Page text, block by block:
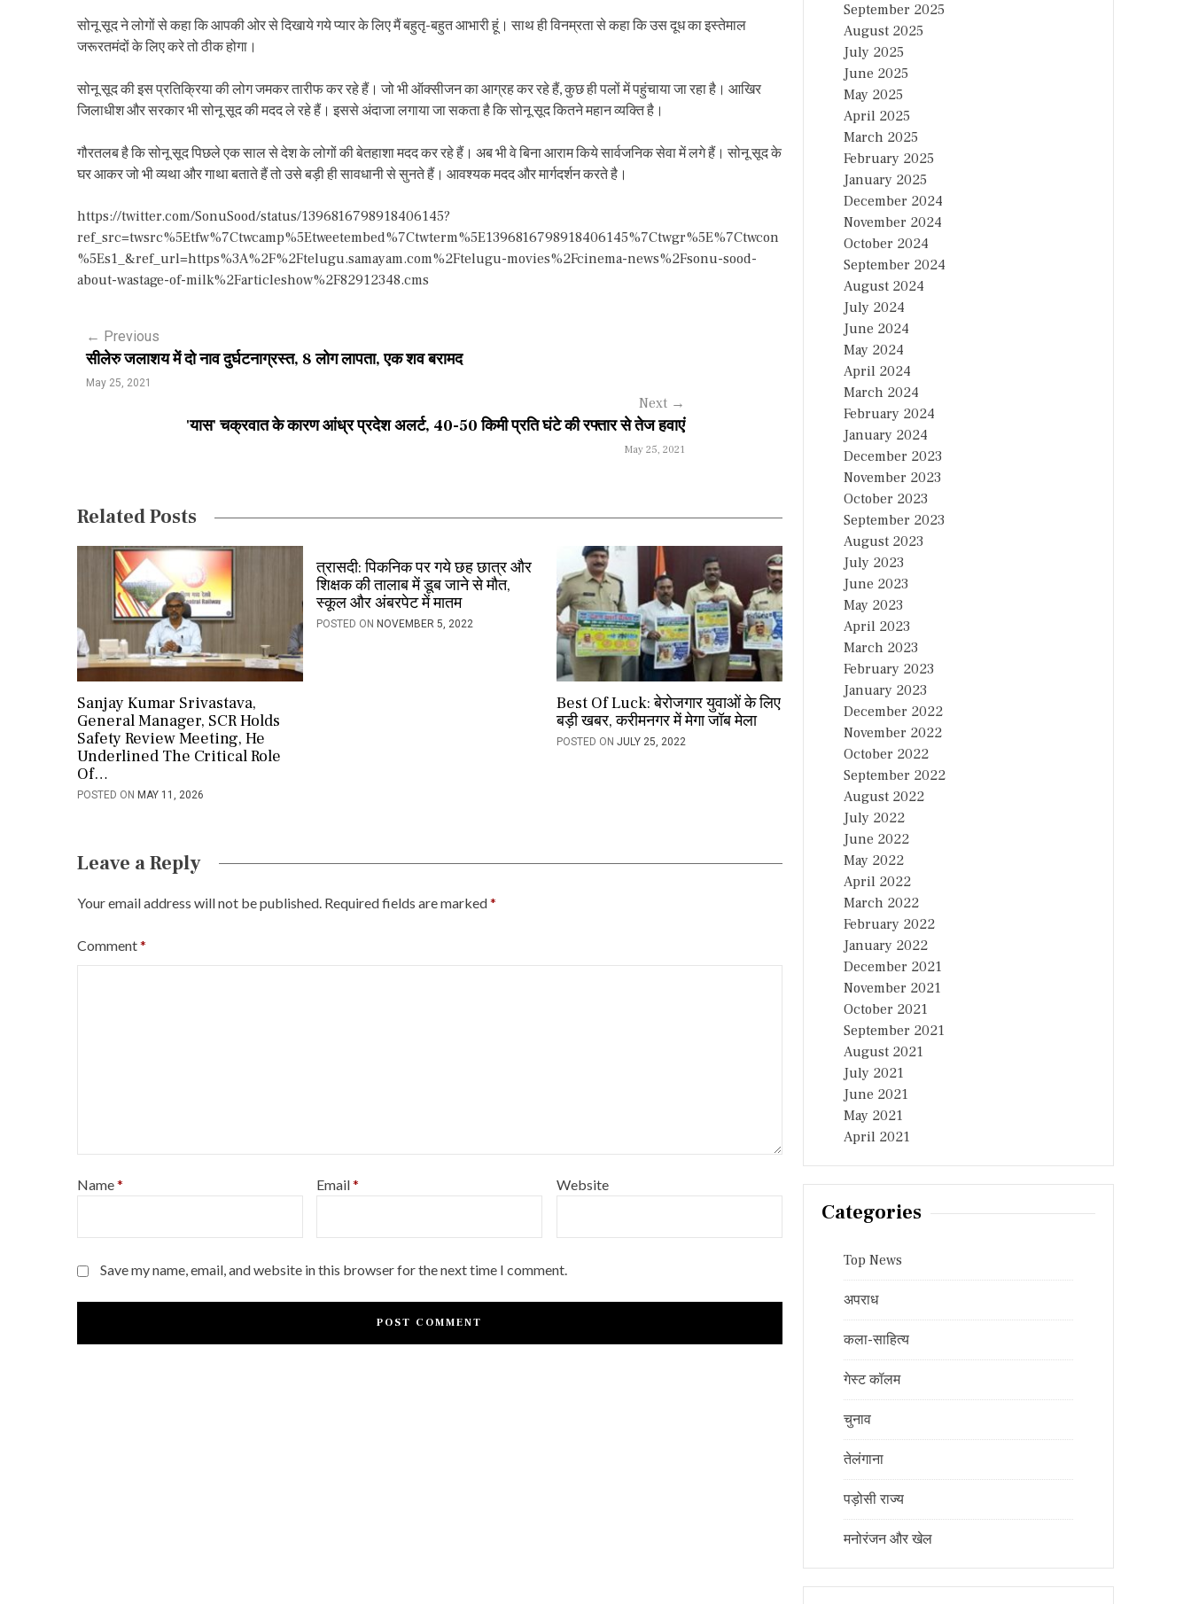
सोनू सूद ने लोगों से कहा कि आपकी ओर से दिखाये गये प्यार के लिए मैं बहुतृ-बहुत आभारी हूं। साथ ही विनम्रता से कहा कि उस दूध का इस्तेमाल
जरूरतमंदों के लिए करे तो ठीक होगा।
सोनू सूद की इस प्रतिक्रिया की लोग जमकर तारीफ कर रहे हैं। जो भी ऑक्सीजन का आग्रह कर रहे हैं, कुछ ही पलों में पहुंचाया जा रहा है। आखिर
जिलाधीश और सरकार भी सोनू सूद की मदद ले रहे हैं। इससे अंदाजा लगाया जा सकता है कि सोनू सूद कितने महान व्यक्ति है।
गौरतलब है कि सोनू सूद पिछले एक साल से देश के लोगों की बेतहाशा मदद कर रहे हैं। अब भी वे बिना आराम किये सार्वजनिक सेवा में लगे हैं। सोनू सूद के
घर आकर जो भी व्यथा और गाथा बताते हैं तो उसे बड़ी ही सावधानी से सुनते हैं। आवश्यक मदद और मार्गदर्शन करते है।
https://twitter.com/SonuSood/status/1396816798918406145?
ref_src=twsrc%5Etfw%7Ctwcamp%5Etweetembed%7Ctwterm%5E1396816798918406145%7Ctwgr%5E%7Ctwcon
%5Es1_&ref_url=https%3A%2F%2Ftelugu.samayam.com%2Ftelugu-movies%2Fcinema-news%2Fsonu-sood-
about-wastage-of-milk%2Farticleshow%2F82912348.cms
P
o
v
a
t
i
o
n
← Previous
सीलेरु जलाशय में दो नाव दुर्घटनाग्रस्त, 8 लोग लापता, एक शव बरामद
May 25, 2021
Next →
'यास' चक्रवात के कारण आंध्र प्रदेश अलर्ट, 40-50 किमी प्रति घंटे की रफ्तार से तेज हवाएं
May 25, 2021
Related Posts
Sanjay Kumar Srivastava,
General Manager, SCR Holds
Safety Review Meeting, He
Underlined The Critical Role
Of…
POSTED ON MAY 11, 2026
त्रासदी: पिकनिक पर गये छह छात्र और
शिक्षक की तालाब में डूब जाने से मौत,
स्कूल और अंबरपेट में मातम
POSTED ON NOVEMBER 5, 2022
Best Of Luck: बेरोजगार युवाओं के लिए
बड़ी खबर, करीमनगर में मेगा जॉब मेला
POSTED ON JULY 25, 2022
Leave a Reply
Your email address will not be published. Required fields are marked*
Comment*
Name* Email* Website
Save my name, email, and website in this browser for the next time I comment.
September 2025
August 2025
July 2025
June 2025
May 2025
April 2025
March 2025
February 2025
January 2025
December 2024
November 2024
October 2024
September 2024
August 2024
July 2024
June 2024
May 2024
April 2024
March 2024
February 2024
January 2024
December 2023
November 2023
October 2023
September 2023
August 2023
July 2023
June 2023
May 2023
April 2023
March 2023
February 2023
January 2023
December 2022
November 2022
October 2022
September 2022
August 2022
July 2022
June 2022
May 2022
April 2022
March 2022
February 2022
January 2022
December 2021
November 2021
October 2021
September 2021
August 2021
July 2021
June 2021
May 2021
April 2021
Categories
Top News
अपराध
कला-साहित्य
गेस्ट कॉलम
चुनाव
तेलंगाना
पड़ोसी राज्य
मनोरंजन और खेल